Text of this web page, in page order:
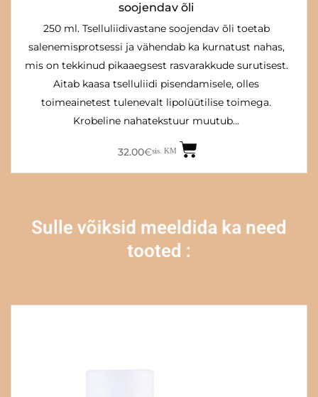
soojendav õli
250 ml. Tselluliidivastane soojendav õli toetab
salenemisprotsessi ja vähendab ka kurnatust nahas,
mis on tekkinud pikaaegsest rasvarakkude surutisest.
Aitab kaasa tselluliidi pisendamisele, olles
toimeainetest tulenevalt lipolüütilise toimega.
Krobeline nahatekstuur muutub…
32.00€sis. KM
Sulle võiksid meeldida ka need
tooted :